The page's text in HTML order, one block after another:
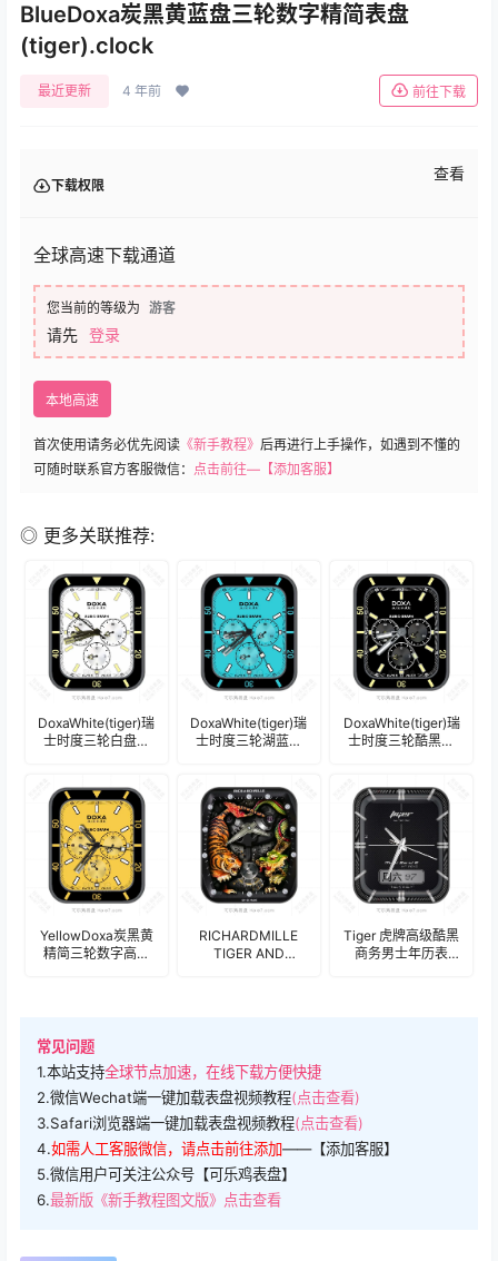
BlueDoxa炭黑黄蓝盘三轮数字精简表盘
(tiger).clock
最近更新 4 年前 前往下载
下载权限
查看
全球高速下载通道
您当前的等级为 游客
请先 登录
本地高速
首次使用请务必优先阅读 《新手教程》 后再进行上手操作，如遇到不懂的
可随时联系官方客服微信： 点击前往—【添加客服】
◎ 更多关联推荐:
DoxaWhite(tiger)瑞
士时度三轮白盘精
DoxaWhite(tiger)瑞
士时度三轮湖蓝色
DoxaWhite(tiger)瑞
士时度三轮酷黑色
YellowDoxa炭黑黄
精简三轮数字高奢
RICHARDMILLE
TIGER AND
Tiger 虎牌高级酷黑
商务男士年历表
常见问题
1.本站支持全球节点加速，在线下载方便快捷
2.微信Wechat端一键加载表盘视频教程(点击查看)
3.Safari浏览器端一键加载表盘视频教程(点击查看)
4.如需人工客服微信，请点击前往添加——【添加客服】
5.微信用户可关注公众号【可乐鸡表盘】
6.最新版《新手教程图文版》点击查看